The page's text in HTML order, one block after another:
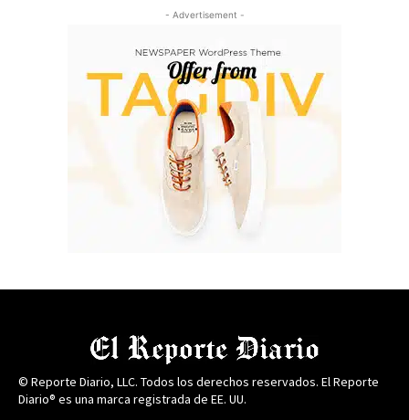
- Advertisement -
© Reporte Diario, LLC. Todos los derechos reservados. El Reporte
Diario® es una marca registrada de EE. UU.